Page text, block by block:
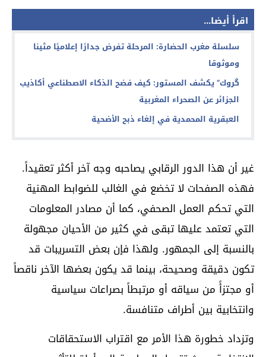
اقرأ أيضا...
سلسلة مغرب الحضارة: المرحلة تفرض جدارًا إعلاميًا مثينا
وموثوقا
گروك” يكشف المستور: كيف فضح الذكاء الاصطناعي أكاذيب
الجزائر عن الصحراء المغربية
العبقرية المحمدية في إلغاء ذبح الأضحية
غير أن هذا الدور الرقابي يصاحبه وجه آخر أكثر تعقيداً.
فهذه الصفحات لا تخضع في الغالب للضوابط المهنية
التي تحكم العمل الصحفي، كما أن مصادر المعلومات
التي تعتمد عليها تبقى في كثير من الأحيان مجهولة
بالنسبة إلى الجمهور. ولهذا فإن بعض التسريبات قد
تكون دقيقة وصحيحة، بينما قد يكون بعضها الآخر ناقصاً
أو مجتزأً من سياقه أو مرتبطاً بصراعات سياسية
وانتخابية بين أطراف متنافسة.
وتزداد خطورة هذا الأمر مع اقتراب الاستحقاقات